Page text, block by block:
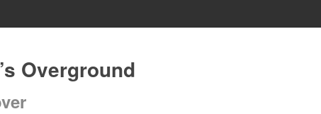
Overground